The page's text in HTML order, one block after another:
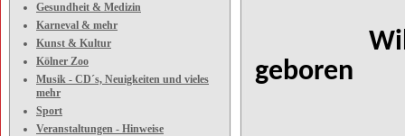
Gesundheit & Medizin
Karneval & mehr
Kunst & Kultur
Kölner Zoo
Musik - CD´s, Neuigkeiten und vieles
mehr
Sport
Veranstaltungen - Hinweise
geboren